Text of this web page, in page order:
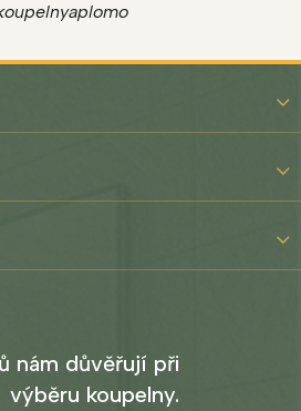
nám důvěřují při
výběru koupelny.